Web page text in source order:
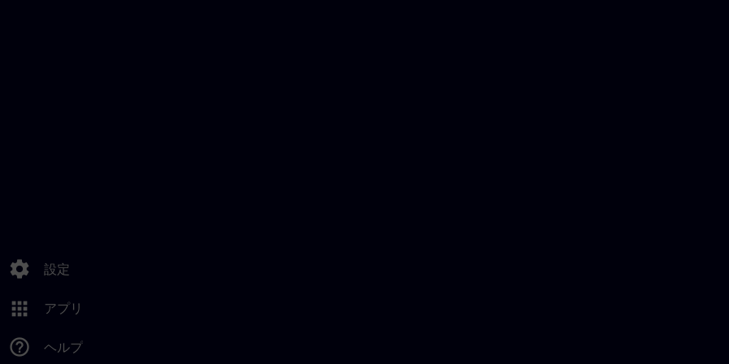
settings 設定
apps アプリ
help_outline ヘルプ